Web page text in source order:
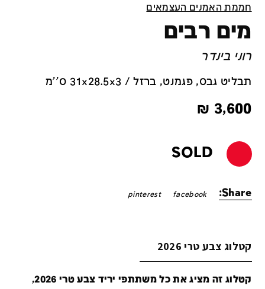
חממת האמנים העצמאים
מים רבים
רוני בינדר
תבליט גבס, פגמנט, ברזל / 31x28.5x3 ס''מ
3,600
₪
SOLD
Share:
facebook
pinterest
קטלוג צבע טרי 2026
קטלוג זה מציג את כל משתתפי יריד צבע טרי 2026,